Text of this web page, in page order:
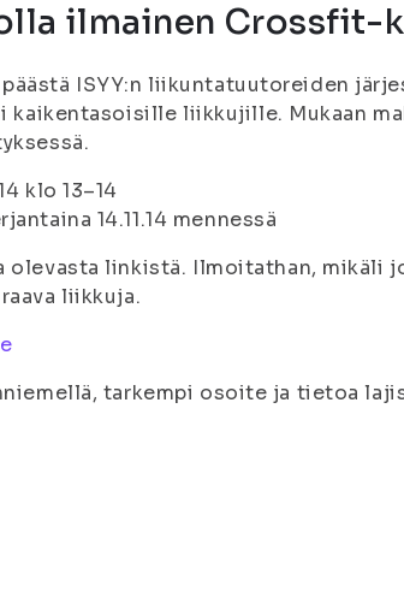
ilmainen Crossfit-
ISYY:n liikuntatuutoreiden
kaikentasoisille liikkujille. Mukaan
klo 13–14
14.11.14 mennessä
olevasta linkistä. Ilmoitathan, mikäli
liikkuja.
tarkempi osoite ja tietoa